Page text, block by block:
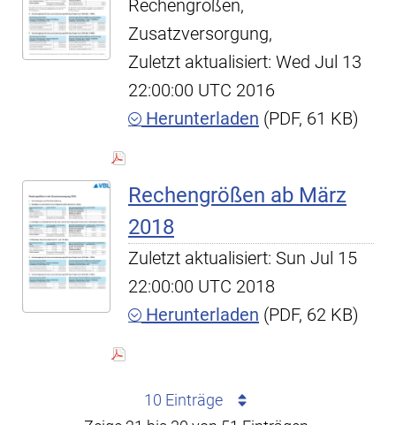
Rechengrößen,
Zusatzversorgung,
Zuletzt aktualisiert: Wed Jul 13
22:00:00 UTC 2016
Herunterladen (PDF, 61 KB)
Rechengrößen ab März
2018
Zuletzt aktualisiert: Sun Jul 15
22:00:00 UTC 2018
Herunterladen (PDF, 62 KB)
10 Einträge